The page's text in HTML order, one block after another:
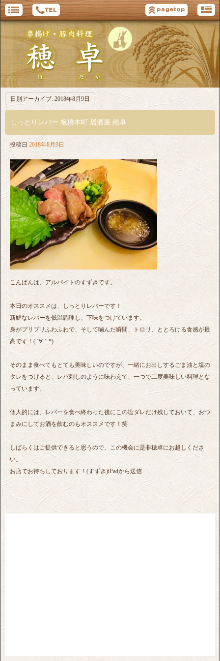
日別アーカイブ: 2018年8月9日
しっとりレバー 板橋本町 居酒屋 穂卓
投稿日 2018年8月9日
こんばんは、アルバイトのすずきです。
本日のオススメは、しっとりレバーです！
新鮮なレバーを低温調理し、下味をつけています。
身がプリプリふわふわで、そして噛んだ瞬間、トロリ、ととろける食感が最
高です！( ´∀｀*)
そのまま食べてもとても美味しいのですが、一緒にお出しするごま油と塩の
タレをつけると、レバ刺しのように味わえて、一つで二度美味しい料理とな
っています。
個人的には、レバーを食べ終わった後にこの塩ダレだけ残しておいて、おつ
まみにしてお酒を飲むのもオススメです！笑
しばらくはご提供できると思うので、この機会に是非穂卓にお越しくださ
い。
お店でお待ちしております！(すずき)iPadから送信